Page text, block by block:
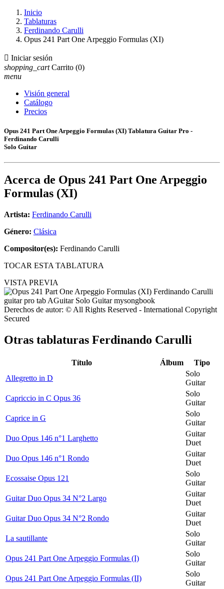
Inicio
Tablaturas
Ferdinando Carulli
Opus 241 Part One Arpeggio Formulas (XI)
 Iniciar sesión
shopping_cart Carrito (0)
menu
Visión general
Catálogo
Precios
Opus 241 Part One Arpeggio Formulas (XI) Tablatura Guitar Pro -
Ferdinando Carulli
Solo Guitar
Acerca de Opus 241 Part One Arpeggio
Formulas (XI)
Artista: Ferdinando Carulli
Género: Clásica
Compositor(es): Ferdinando Carulli
TOCAR ESTA TABLATURA
VISTA PREVIA
Derechos de autor: © All Rights Reserved - International Copyright
Secured
Otras tablaturas Ferdinando Carulli
Título Álbum
Tipo
Allegretto in D
Solo
Guitar
Capriccio in C Opus 36
Solo
Guitar
Caprice in G
Solo
Guitar
Duo Opus 146 n°1 Larghetto
Guitar
Duet
Duo Opus 146 n°1 Rondo
Guitar
Duet
Ecossaise Opus 121
Solo
Guitar
Guitar Duo Opus 34 N°2 Largo
Guitar
Duet
Guitar Duo Opus 34 N°2 Rondo
Guitar
Duet
La sautillante
Solo
Guitar
Opus 241 Part One Arpeggio Formulas (I)
Solo
Guitar
Opus 241 Part One Arpeggio Formulas (II)
Solo
Guitar